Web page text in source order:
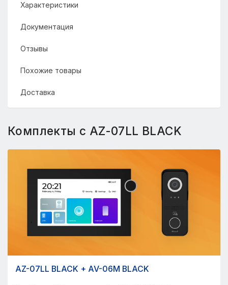
Характеристики
Документация
Отзывы
Похожие товары
Доставка
Комплекты с AZ-07LL BLACK
AZ-07LL BLACK + AV-06M BLACK